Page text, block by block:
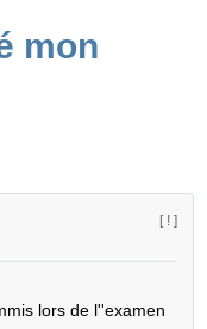
mon
[ ! ]
lors de l''examen